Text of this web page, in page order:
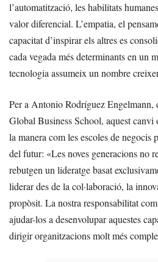
l’automatització, les habilitats
valor diferencial. L’empatia, el
capacitat d’inspirar els altres es
cada vegada més determinants en un
tecnologia assumeix un nombre
Per a Antonio Rodríguez
Global Business School, aquest canvi
la manera com les escoles de negocis
del futur: «Les noves generacions no
rebutgen un lideratge basat
liderar des de la col·laboració, la
propòsit. La nostra responsabilitat
ajudar-los a desenvolupar aquestes
dirigir organitzacions molt més